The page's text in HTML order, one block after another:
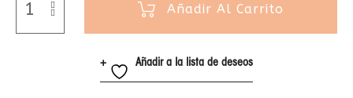
Añadir Al Carrito
Añadir a la lista de deseos